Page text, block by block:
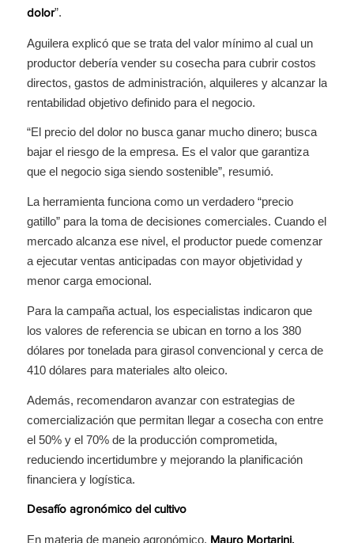
dolor”.
Aguilera explicó que se trata del valor mínimo al cual un
productor debería vender su cosecha para cubrir costos
directos, gastos de administración, alquileres y alcanzar la
rentabilidad objetivo definido para el negocio.
“El precio del dolor no busca ganar mucho dinero; busca
bajar el riesgo de la empresa. Es el valor que garantiza
que el negocio siga siendo sostenible”, resumió.
La herramienta funciona como un verdadero “precio
gatillo” para la toma de decisiones comerciales. Cuando el
mercado alcanza ese nivel, el productor puede comenzar
a ejecutar ventas anticipadas con mayor objetividad y
menor carga emocional.
Para la campaña actual, los especialistas indicaron que
los valores de referencia se ubican en torno a los 380
dólares por tonelada para girasol convencional y cerca de
410 dólares para materiales alto oleico.
Además, recomendaron avanzar con estrategias de
comercialización que permitan llegar a cosecha con entre
el 50% y el 70% de la producción comprometida,
reduciendo incertidumbre y mejorando la planificación
financiera y logística.
Desafío agronómico del cultivo
En materia de manejo agronómico,